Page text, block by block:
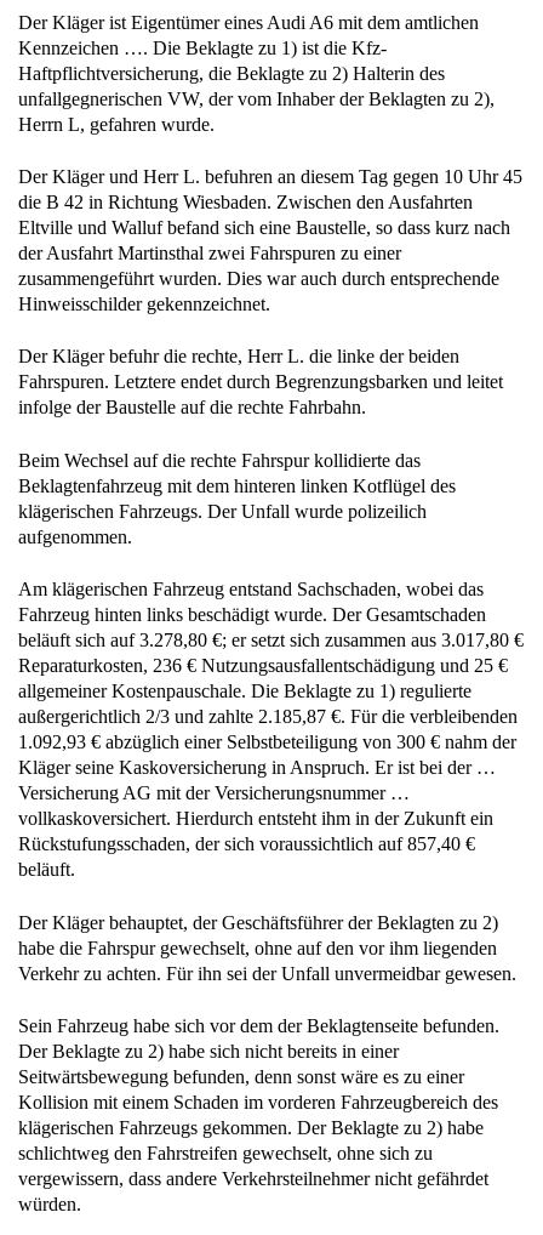
Der Kläger ist Eigentümer eines Audi A6 mit dem amtlichen
Kennzeichen …. Die Beklagte zu 1) ist die Kfz-
Haftpflichtversicherung, die Beklagte zu 2) Halterin des
unfallgegnerischen VW, der vom Inhaber der Beklagten zu 2),
Herrn L, gefahren wurde.
Der Kläger und Herr L. befuhren an diesem Tag gegen 10 Uhr 45
die B 42 in Richtung Wiesbaden. Zwischen den Ausfahrten
Eltville und Walluf befand sich eine Baustelle, so dass kurz nach
der Ausfahrt Martinsthal zwei Fahrspuren zu einer
zusammengeführt wurden. Dies war auch durch entsprechende
Hinweisschilder gekennzeichnet.
Der Kläger befuhr die rechte, Herr L. die linke der beiden
Fahrspuren. Letztere endet durch Begrenzungsbarken und leitet
infolge der Baustelle auf die rechte Fahrbahn.
Beim Wechsel auf die rechte Fahrspur kollidierte das
Beklagtenfahrzeug mit dem hinteren linken Kotflügel des
klägerischen Fahrzeugs. Der Unfall wurde polizeilich
aufgenommen.
Am klägerischen Fahrzeug entstand Sachschaden, wobei das
Fahrzeug hinten links beschädigt wurde. Der Gesamtschaden
beläuft sich auf 3.278,80 €; er setzt sich zusammen aus 3.017,80 €
Reparaturkosten, 236 € Nutzungsausfallentschädigung und 25 €
allgemeiner Kostenpauschale. Die Beklagte zu 1) regulierte
außergerichtlich 2/3 und zahlte 2.185,87 €. Für die verbleibenden
1.092,93 € abzüglich einer Selbstbeteiligung von 300 € nahm der
Kläger seine Kaskoversicherung in Anspruch. Er ist bei der …
Versicherung AG mit der Versicherungsnummer …
vollkaskoversichert. Hierdurch entsteht ihm in der Zukunft ein
Rückstufungsschaden, der sich voraussichtlich auf 857,40 €
beläuft.
Der Kläger behauptet, der Geschäftsführer der Beklagten zu 2)
habe die Fahrspur gewechselt, ohne auf den vor ihm liegenden
Verkehr zu achten. Für ihn sei der Unfall unvermeidbar gewesen.
Sein Fahrzeug habe sich vor dem der Beklagtenseite befunden.
Der Beklagte zu 2) habe sich nicht bereits in einer
Seitwärtsbewegung befunden, denn sonst wäre es zu einer
Kollision mit einem Schaden im vorderen Fahrzeugbereich des
klägerischen Fahrzeugs gekommen. Der Beklagte zu 2) habe
schlichtweg den Fahrstreifen gewechselt, ohne sich zu
vergewissern, dass andere Verkehrsteilnehmer nicht gefährdet
würden.